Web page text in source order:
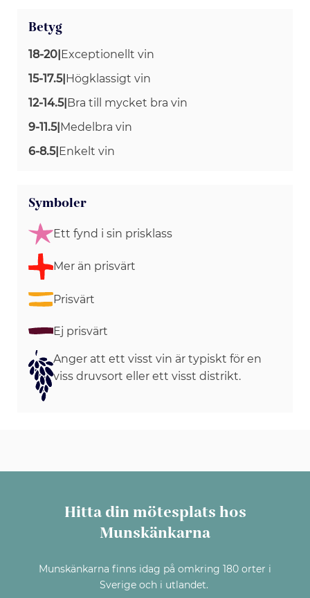
Betyg
18-20|Exceptionellt vin
15-17.5|Högklassigt vin
12-14.5|Bra till mycket bra vin
9-11.5|Medelbra vin
6-8.5|Enkelt vin
Symboler
Ett fynd i sin prisklass
Mer än prisvärt
Prisvärt
Ej prisvärt
Anger att ett visst vin är typiskt för en
viss druvsort eller ett visst distrikt.
Hitta din mötesplats hos
Munskänkarna
Munskänkarna finns idag på omkring 180 orter i
Sverige och i utlandet.